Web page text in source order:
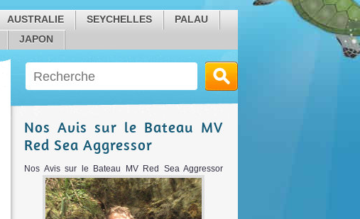
AUSTRALIE SEYCHELLES
PALAU
JAPON
Nos Avis sur le Bateau MV
Red Sea Aggressor
Nos Avis sur le Bateau MV Red Sea Aggressor